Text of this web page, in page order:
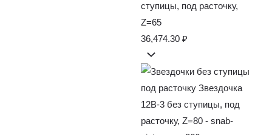
ступицы, под расточку,
Z=65
36,474.30₽